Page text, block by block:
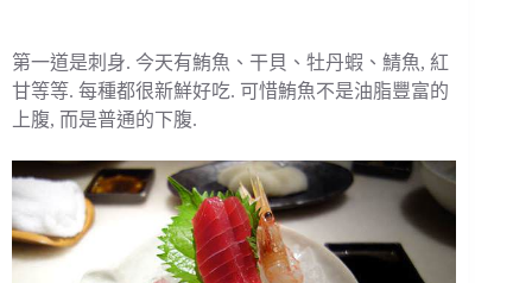
第一道是刺身. 今天有鮪魚、干貝、牡丹蝦、鯖魚, 紅
甘等等. 每種都很新鮮好吃. 可惜鮪魚不是油脂豐富的
上腹, 而是普通的下腹.